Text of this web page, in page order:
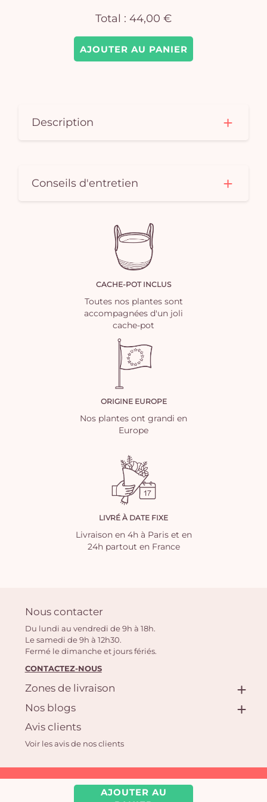
AJOUTER AU PANIER
AJOUTER AU
Total : 44,00 €
Description
Conseils d'entretien
CACHE-POT INCLUS
Toutes nos plantes sont
accompagnées d'un joli
cache-pot
ORIGINE EUROPE
Nos plantes ont grandi en
Europe
LIVRÉ À DATE FIXE
Livraison en 4h à Paris et en
24h partout en France
Nous contacter
Du lundi au vendredi de 9h à 18h.
Le samedi de 9h à 12h30.
Fermé le dimanche et jours fériés.
CONTACTEZ-NOUS
Zones de livraison
Nos blogs
Avis clients
Voir les avis de nos clients
Aquarelle.com SAS
39 rue Anatole France, 92300 Levallois-Perret | Fleuriste en ligne